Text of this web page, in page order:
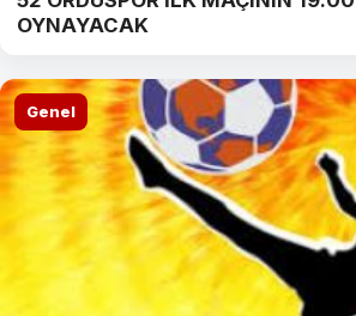
OYNAYACAK
Genel